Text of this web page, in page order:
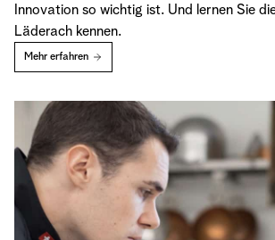
Innovation so wichtig ist. Und lernen Sie
Läderach kennen.
Mehr erfahren